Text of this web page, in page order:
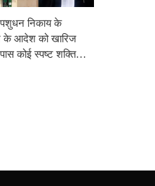
निकाय के
के आदेश को खारिज
कोई स्पष्ट शक्ति